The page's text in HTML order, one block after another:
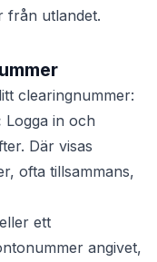
från utlandet.
clearingnummer:
Logga in och
Där visas
ofta tillsammans,
ett
angivet,